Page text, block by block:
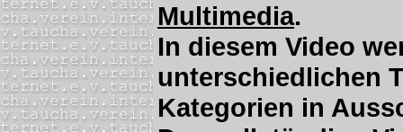
Multimedia.
In diesem Video
unterschiedlichen
Kategorien in